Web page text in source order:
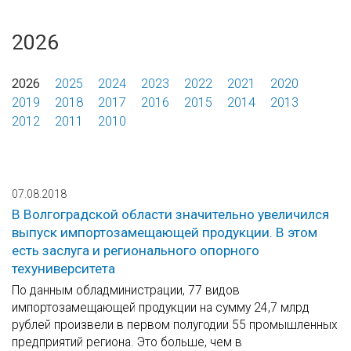
2026
2026 2025 2024 2023 2022 2021
2020
2019
2018 2017 2016 2015 2014
2013
2012
2011 2010
07.08.2018
В Волгоградской области значительно увеличился
выпуск импортозамещающей продукции. В этом
есть заслуга и регионального опорного
техуниверситета
По данным обладминистрации, 77 видов
импортозамещающей продукции на сумму 24,7 млрд
рублей произвели в первом полугодии 55 промышленных
предприятий региона. Это больше, чем в